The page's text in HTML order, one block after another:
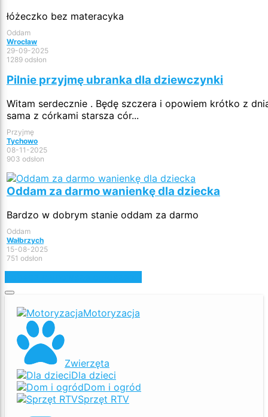
łóżeczko bez materacyka
Oddam
Wrocław
29-09-2025
1289 odsłon
Pilnie przyjmę ubranka dla dziewczynki
Witam serdecznie . Będę szczera i opowiem krótko z
sama z córkami starsza cór...
Przyjmę
Tychowo
08-11-2025
903 odsłon
Oddam za darmo wanienkę dla dziecka
Bardzo w dobrym stanie oddam za darmo
Oddam
Wałbrzych
15-08-2025
751 odsłon
Motoryzacja
Zwierzęta
Dla dzieci
Dom i ogród
Sprzęt RTV